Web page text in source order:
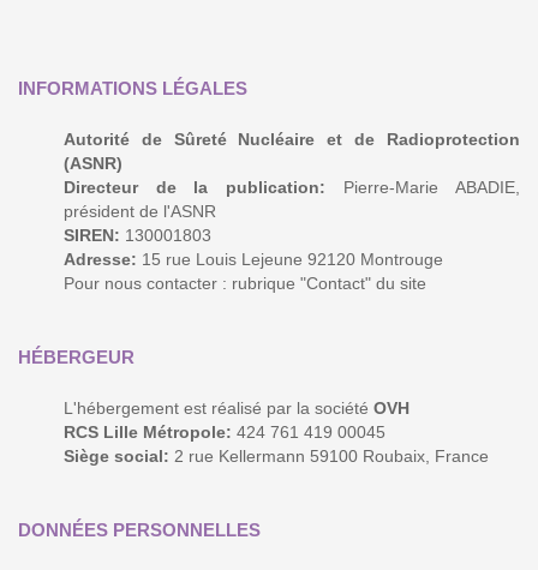
DE
INFORMATIONS LÉGALES
Autorité de Sûreté Nucléaire et de Radioprotection
(ASNR)
Directeur de la publication: Pierre-Marie ABADIE,
président de l'ASNR
SIREN: 130001803
Adresse: 15 rue Louis Lejeune 92120 Montrouge
Pour nous contacter : rubrique "Contact" du site
HÉBERGEUR
L'hébergement est réalisé par la société OVH
RCS Lille Métropole: 424 761 419 00045
Siège social: 2 rue Kellermann 59100 Roubaix, France
DONNÉES PERSONNELLES